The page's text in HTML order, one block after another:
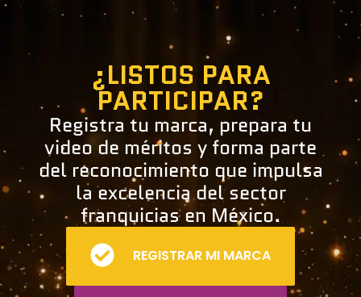
¿LISTOS PARA
PARTICIPAR?
Registra tu marca, prepara tu
video de méritos y forma parte
del reconocimiento que impulsa
la excelencia del sector
franquicias en México.
REGISTRAR MI MARCA